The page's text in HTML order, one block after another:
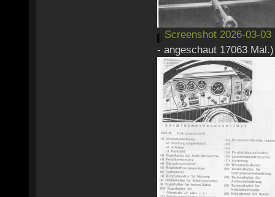
Screenshot 2026-03-03
- angeschaut 17063 Mal.)